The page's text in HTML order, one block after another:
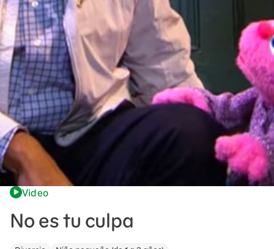
About Us
Support Us
Video
No es tu culpa